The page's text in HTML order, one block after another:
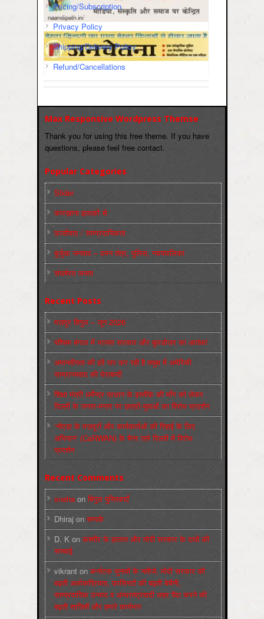
Pricing/Subscription
Privacy Policy
Shipping/Delivery Policy
Refund/Cancellations
Max Responsive Wordpress Themse
Thank you for using this free theme. If you have
questions, please feel free contact.
Popular Categories
Slider
कारख़ाना इलाक़ों से
फ़ासीवाद / साम्‍प्रदायिकता
बुर्जुआ जनवाद – दमन तंत्र, पुलिस, न्‍यायपालिका
संघर्षरत जनता
Recent Posts
मज़दूर बिगुल – जून 2026
पश्चिम बंगाल में भाजपा सरकार और बुलडोज़र का आतंक!
अमानवीयता की हदें पार कर रही है क्यूबा में अमेरिकी
साम्राज्यवाद की घेराबन्दी
शिक्षा मंत्री धर्मेन्द्र प्रधान के इस्तीफ़े की माँग को लेकर
दिल्ली के जन्तर-मन्तर पर छात्रों-युवाओं का विरोध प्रदर्शन
‘नोएडा के मज़दूरों और कार्यकर्ताओं की रिहाई के लिए
अभियान’ (CaRWAN) के बैनर तले दिल्ली में विरोध
प्रदर्शन
Recent Comments
sneha on बिगुल पुस्तिकाएँ
Dhiraj on सम्पर्क
D. K on कश्मीर के हालात और मोदी सरकार के दावों की
सच्चाई
vikrant onकर्नाटक चुनावों के नतीजे, मोदी सरकार की
बढ़ती अलोकप्रियता, फ़ासिस्टों की बढ़ती बेचैनी,
साम्प्रदायिक उन्माद व अन्धराष्ट्रवादी लहर पैदा करने की
बढ़ती साज़िशें और हमारे कार्यभार